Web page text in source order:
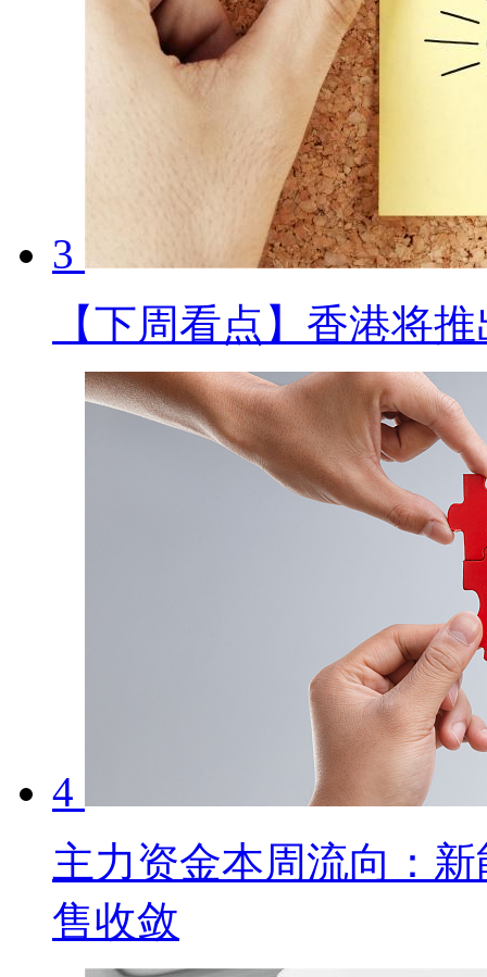
3
【下周看点】香港将
4
主力资金本周流向：
售收敛